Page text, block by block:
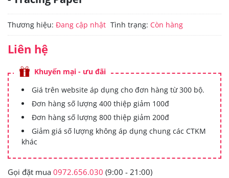
Thương hiệu: Đang cập nhật Tình trạng: Còn hàng
Liên hệ
Khuyến mại - ưu đãi
Giá trên website áp dụng cho đơn hàng từ 300 bộ.
Đơn hàng số lượng 400 thiệp giảm 100đ
Đơn hàng số lượng 800 thiệp giảm 200đ
Giảm giá số lượng không áp dụng chung các CTKM
khác
Gọi đặt mua 0972.656.030 (9:00 - 21:00)